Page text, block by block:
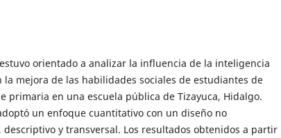
orientado a analizar la influencia de la inteligencia
la mejora de las habilidades sociales de estudiantes de
primaria en una escuela pública de Tizayuca, Hidalgo.
un enfoque cuantitativo con un diseño no
y transversal. Los resultados obtenidos a partir